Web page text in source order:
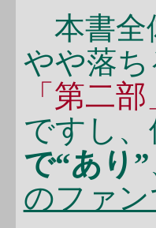
本書全
やや落
「第二部
ですし
で“あり”
のファ